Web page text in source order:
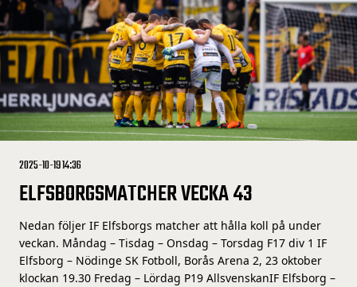
2025-10-19 14:36
ELFSBORGSMATCHER VECKA 43
Nedan följer IF Elfsborgs matcher att hålla koll på under
veckan. Måndag – Tisdag – Onsdag – Torsdag F17 div 1 IF
Elfsborg – Nödinge SK Fotboll, Borås Arena 2, 23 oktober
klockan 19.30 Fredag – Lördag P19 AllsvenskanIF Elfsborg –